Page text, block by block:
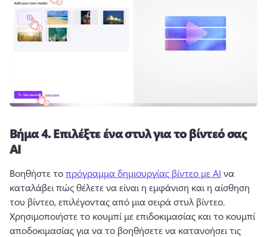
Βήμα 4.Επιλέξτε ένα στυλ για το βίντεό σας
AI
Βοηθήστε το πρόγραμμα δημιουργίας βίντεο με AI να
καταλάβει πώς θέλετε να είναι η εμφάνιση και η αίσθηση
Χρησιμοποιήστε το κουμπί με επιδοκιμασίας και το κουμπί
αποδοκιμασίας για να το βοηθήσετε να κατανοήσει τις